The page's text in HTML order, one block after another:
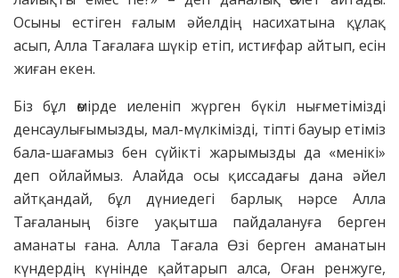
Осыны естіген ғалым әйелдің насихатына құлақ
асып, Алла Тағалаға шүкір етіп, истиғфар айтып, есін
жиған екен.
Біз бұл өмірде иеленіп жүрген бүкіл нығметімізді
денсаулығымызды, мал-мүлкімізді, тіпті бауыр етіміз
бала-шағамыз бен сүйікті жарымызды да «менікі»
деп ойлаймыз. Алайда осы қиссадағы дана әйел
айтқандай, бұл дүниедегі барлық нәрсе Алла
Тағаланың бізге уақытша пайдалануға берген
аманаты ғана. Алла Тағала Өзі берген аманатын
күндердің күнінде қайтарып алса, Оған ренжуге,